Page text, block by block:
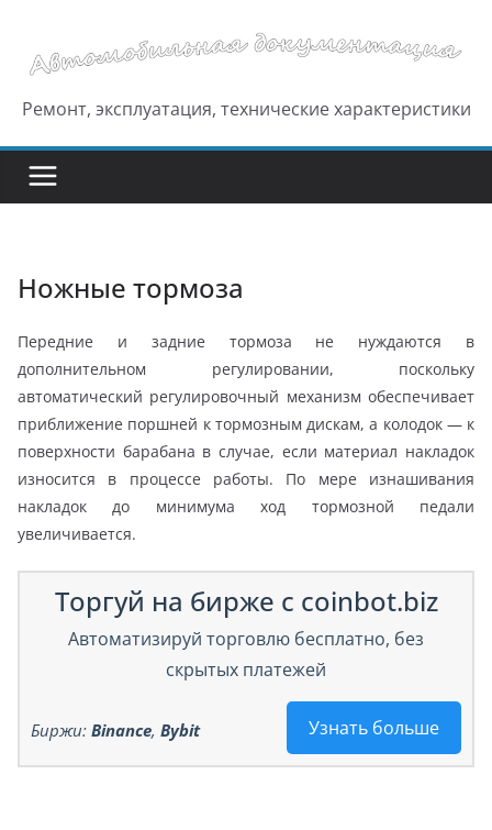
содержимому
Ремонт, эксплуатация, технические характеристики
Ножные тормоза
Передние и задние тормоза не нуждаются в
дополнительном регулировании, поскольку
автоматический регулировочный механизм обеспечивает
приближение поршней к тормозным дискам, а колодок — к
поверхности барабана в случае, если материал накладок
износится в процессе работы. По мере изнашивания
накладок до минимума ход тормозной педали
увеличивается.
Торгуй на бирже с coinbot.biz
Автоматизируй торговлю бесплатно, без
скрытых платежей
Узнать больше
Биржи: Binance, Bybit